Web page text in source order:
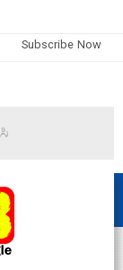
Subscribe Now